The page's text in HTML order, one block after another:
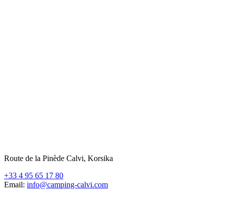
Route de la Pinède Calvi, Korsika
+33 4 95 65 17 80
Email: info@camping-calvi.com